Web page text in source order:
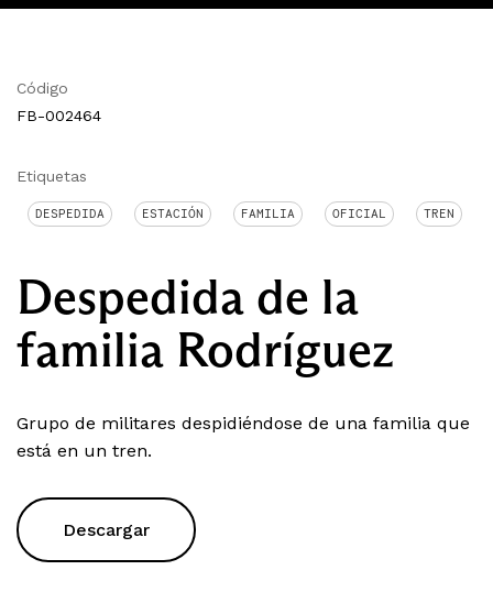
Código
FB-002464
Etiquetas
DESPEDIDA ESTACIÓN FAMILIA OFICIAL TREN
Despedida de la
familia Rodríguez
Grupo de militares despidiéndose de una familia que
está en un tren.
Descargar